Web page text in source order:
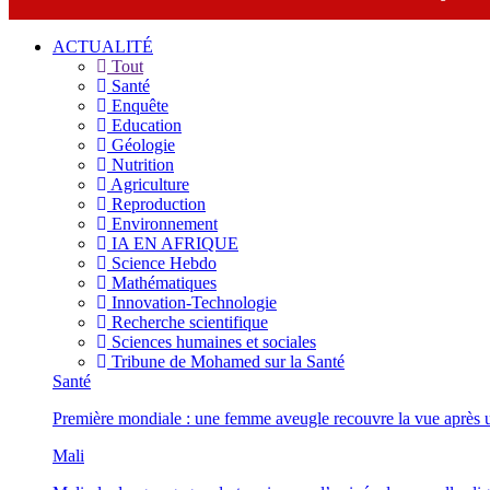
ACTUALITÉ
Tout
Santé
Enquête
Education
Géologie
Nutrition
Agriculture
Reproduction
Environnement
IA EN AFRIQUE
Science Hebdo
Mathématiques
Innovation-Technologie
Recherche scientifique
Sciences humaines et sociales
Tribune de Mohamed sur la Santé
Santé
Première mondiale : une femme aveugle recouvre la vue après
Mali